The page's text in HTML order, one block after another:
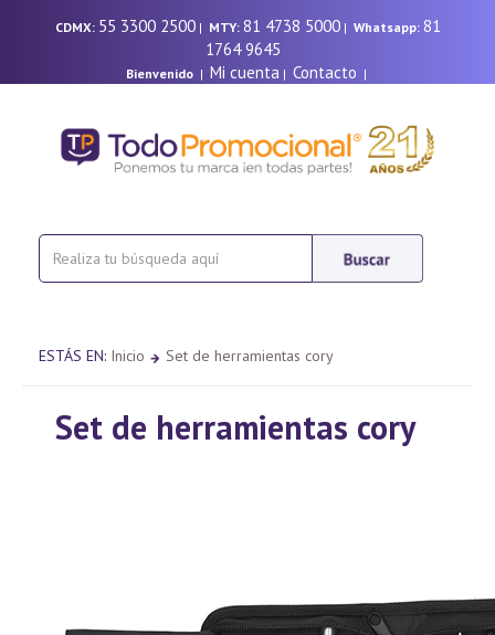
CDMX: 55 3300 2500| MTY: 81 4738 5000| Whatsapp: 81
1764 9645
Bienvenido| Mi cuenta | Contacto |
ESTÁS EN: Inicio Set de herramientas cory
Set de herramientas cory